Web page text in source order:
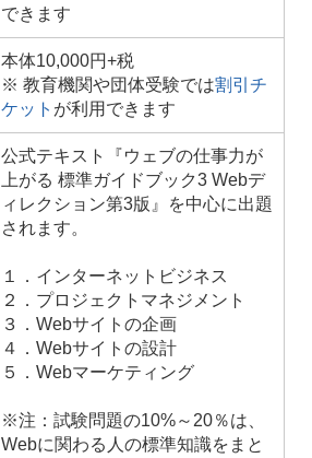
できます
本体10,000円+税
※ 教育機関や団体受験では割引チ
ケット が利用できます
公式テキスト『ウェブの仕事力が
上がる 標準ガイドブック3 Webデ
ィレクション第3版』を中心に出題
されます。
１．インターネットビジネス
２．プロジェクトマネジメント
３．Webサイトの企画
４．Webサイトの設計
５．Webマーケティング
※注：試験問題の10%～20％は、
Webに関わる人の標準知識をまと